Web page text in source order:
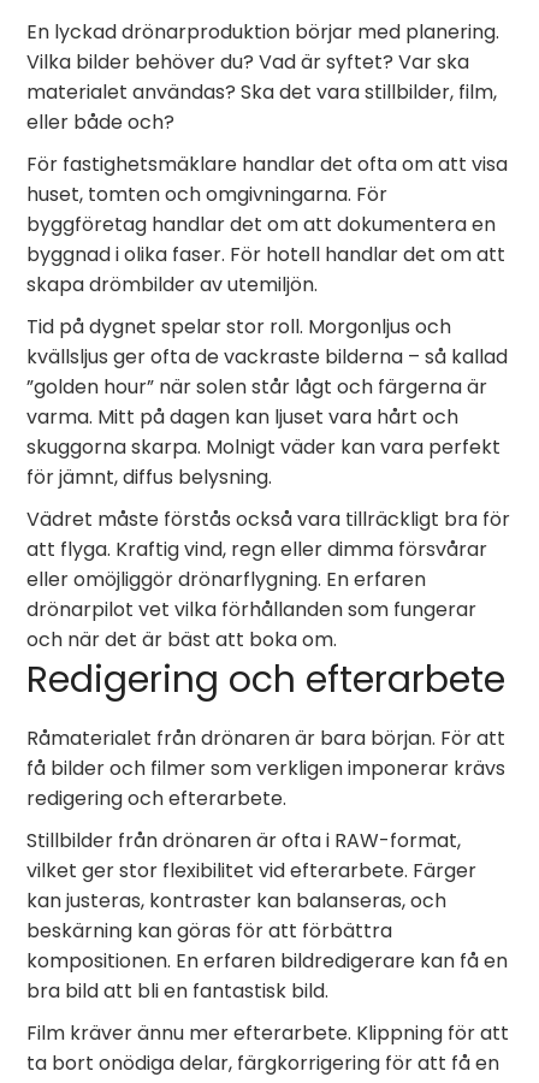
En lyckad drönarproduktion börjar med planering.
Vilka bilder behöver du? Vad är syftet? Var ska
materialet användas? Ska det vara stillbilder, film,
eller både och?
För fastighetsmäklare handlar det ofta om att visa
huset, tomten och omgivningarna. För
byggföretag handlar det om att dokumentera en
byggnad i olika faser. För hotell handlar det om att
skapa drömbilder av utemiljön.
Tid på dygnet spelar stor roll. Morgonljus och
kvällsljus ger ofta de vackraste bilderna – så kallad
”golden hour” när solen står lågt och färgerna är
varma. Mitt på dagen kan ljuset vara hårt och
skuggorna skarpa. Molnigt väder kan vara perfekt
för jämnt, diffus belysning.
Vädret måste förstås också vara tillräckligt bra för
att flyga. Kraftig vind, regn eller dimma försvårar
eller omöjliggör drönarflygning. En erfaren
drönarpilot vet vilka förhållanden som fungerar
och när det är bäst att boka om.
Redigering och efterarbete
Råmaterialet från drönaren är bara början. För att
få bilder och filmer som verkligen imponerar krävs
redigering och efterarbete.
Stillbilder från drönaren är ofta i RAW-format,
vilket ger stor flexibilitet vid efterarbete. Färger
kan justeras, kontraster kan balanseras, och
beskärning kan göras för att förbättra
kompositionen. En erfaren bildredigerare kan få en
bra bild att bli en fantastisk bild.
Film kräver ännu mer efterarbete. Klippning för att
ta bort onödiga delar, färgkorrigering för att få en